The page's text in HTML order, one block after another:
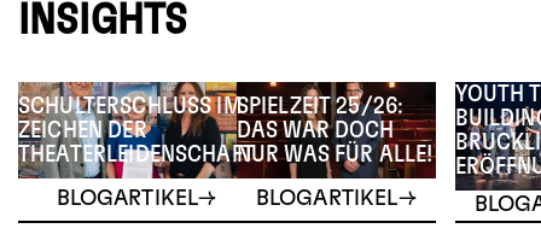
INSIGHTS
SCHULTERSCHLUSS IM
ZEICHEN DER
THEATERLEIDENSCHAFT
BLOGARTIKEL
SPIELZEIT 25/26:
DAS WAR DOCH
NUR WAS FÜR ALLE!
BLOGARTIKEL
YOUTH